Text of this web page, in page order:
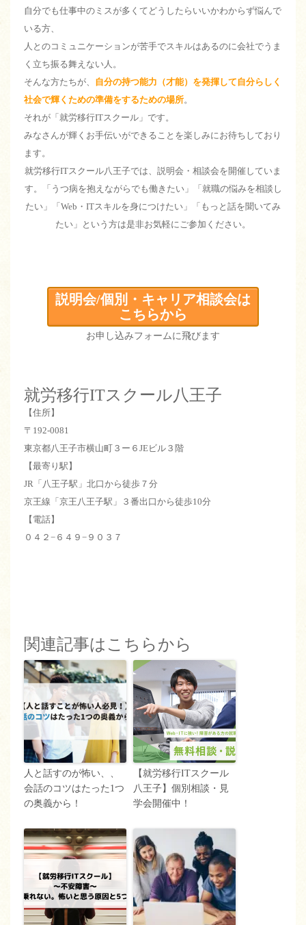
自分でも仕事中のミスが多くてどうしたらいいかわからず悩んで
いる方、
人とのコミュニケーションが苦手でスキルはあるのに会社でうま
く立ち振る舞えない人。
そんな方たちが、 自分の持つ能力（才能）を発揮して自分らしく
社会で輝くための準備をするための場所。
それが「就労移行ITスクール」です。
みなさんが輝くお手伝いができることを楽しみにお待ちしており
ます。
就労移行ITスクール八王子では、説明会・相談会を開催していま
す。「うつ病を抱えながらでも働きたい」「就職の悩みを相談し
たい」「Web・ITスキルを身につけたい」「もっと話を聞いてみ
たい」という方は是非お気軽にご参加ください。
説明会/個別・キャリア相談会は
こちらから
お申し込みフォームに飛びます
就労移行ITスクール八王子
【住所】
〒192-0081
東京都八王子市横山町３ー６JEビル３階
【最寄り駅】
JR「八王子駅」北口から徒歩７分
京王線「京王八王子駅」３番出口から徒歩10分
【電話】
０４２−６４９−９０３７
関連記事はこちらから
人と話すのが怖い、、
会話のコツはたった1つ
の奥義から！
【就労移行ITスクール
八王子】個別相談・見
学会開催中！